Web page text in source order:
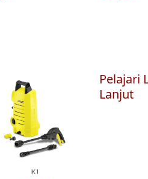
Pelajari
Lanjut